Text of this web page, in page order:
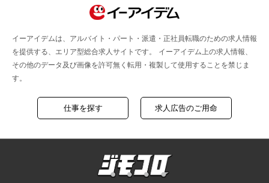
イーアイデムは、アルバイト・パート・派遣・正社員転職のための求人情報
を提供する、エリア型総合求人サイトです。 イーアイデム上の求人情報、
その他のデータ及び画像を許可無く転用・複製して使用することを禁じま
す。
仕事を探す 求人広告のご用命